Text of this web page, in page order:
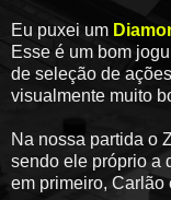
Eu puxei um
Esse é um bom
de seleção de
visualmente muito
Na nossa partida o
sendo ele próprio a
em primeiro, Carlão